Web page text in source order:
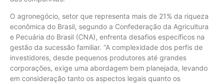
O agronegócio, setor que representa mais de 21% da riqueza
econômica do Brasil, segundo a Confederação da Agricultura
e Pecuária do Brasil (CNA), enfrenta desafios específicos na
gestão da sucessão familiar. “A complexidade dos perfis de
investidores, desde pequenos produtores até grandes
corporações, exige uma abordagem bem planejada, levando
em consideração tanto os aspectos legais quanto os